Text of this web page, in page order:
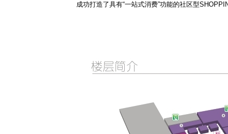
成功打造了具有“一站式消费”功能的社区型